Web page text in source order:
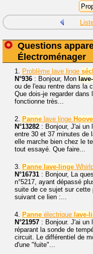
Questions
Électroménager
1. Problème lave linge
N°936 : Bonjour, Mon
ou de l'eau rentre dans la
Que dois-je regarder
fonctionne très...
2. Panne lave linge
N°13282 : Bonjour, J'ai un
entre 30 et 37 minutes de
elle marche bien chez le
tout essayé. Que faire...
3. Panne lave-linge
N°16731 : Bonjour, La
n°5217, ayant dépassé
suite de ce sujet sur cette
suivant ce lien :...
4. Panne électrique lave-
N°21957 : Bonjour. J'ai un
réparant la sonde de
circuit. Le différentiel de
d'une "fuite"...